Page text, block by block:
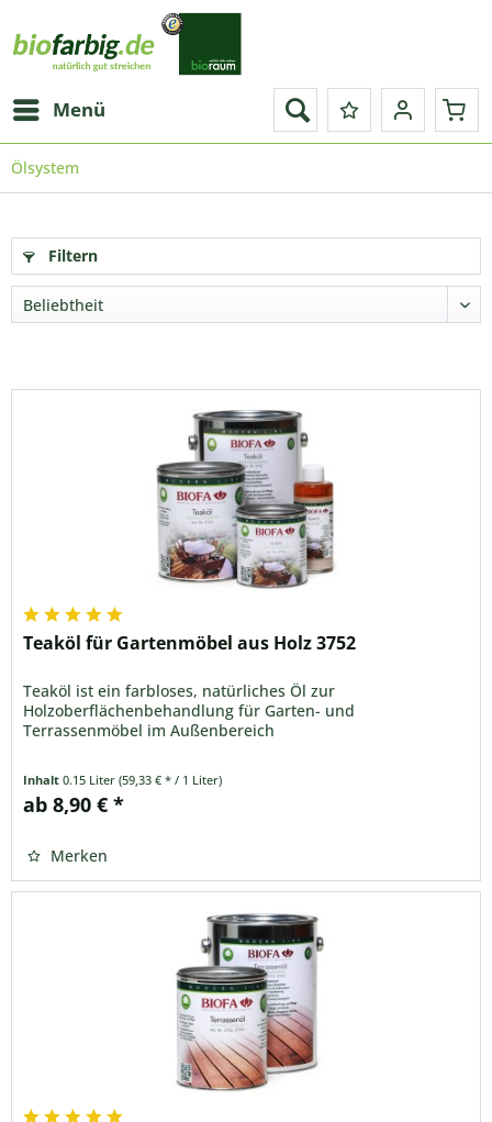
Menü
Ölsystem
Filtern
Teaköl für Gartenmöbel aus Holz 3752
Teaköl ist ein farbloses, natürliches Öl zur
Holzoberflächenbehandlung für Garten- und
Terrassenmöbel im Außenbereich
Inhalt0.15 Liter(59,33 € * / 1 Liter)
ab 8,90 € *
Merken